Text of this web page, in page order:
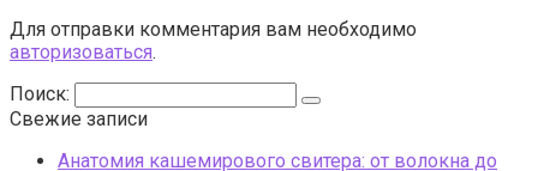
Для отправки комментария вам необходимо
авторизоваться.
Поиск:
Свежие записи
Анатомия кашемирового свитера: от волокна до